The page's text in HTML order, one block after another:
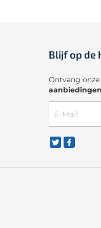
Blijf op de
Ontvang
aanbiedingen